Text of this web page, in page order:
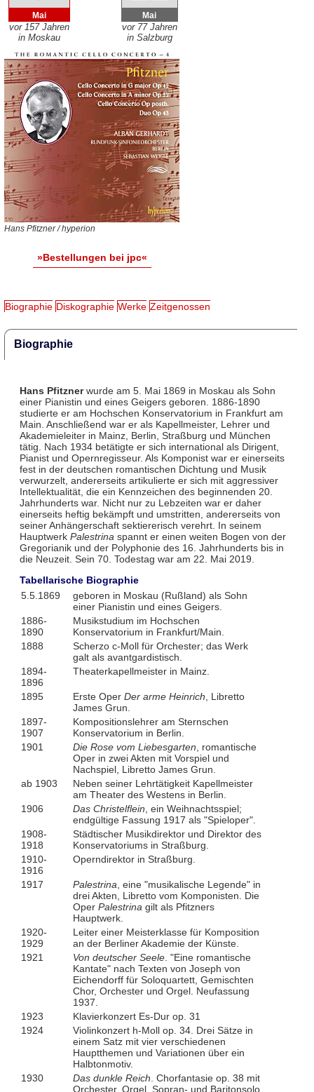
Mai
vor 157 Jahren
in Moskau
Mai
vor 77 Jahren
in Salzburg
Hans Pfitzner / hyperion
»Bestellungen bei jpc«
Biographie Diskographie Werke Zeitgenossen
Biographie
Hans Pfitznerwurde am 5. Mai 1869 in Moskau als Sohn
einer Pianistin und eines Geigers geboren. 1886-1890
studierte er am Hochschen Konservatorium in Frankfurt am
Main. Anschließend war er als Kapellmeister, Lehrer und
Akademieleiter in Mainz, Berlin, Straßburg und München
tätig. Nach 1934 betätigte er sich international als Dirigent,
Pianist und Opernregisseur. Als Komponist war er einerseits
fest in der deutschen romantischen Dichtung und Musik
verwurzelt, andererseits artikulierte er sich mit aggressiver
Intellektualität, die ein Kennzeichen des beginnenden 20.
Jahrhunderts war. Nicht nur zu Lebzeiten war er daher
einerseits heftig bekämpft und umstritten, andererseits von
seiner Anhängerschaft sektiererisch verehrt. In seinem
Hauptwerk Palestrina spannt er einen weiten Bogen von der
Gregorianik und der Polyphonie des 16. Jahrhunderts bis in
die Neuzeit. Sein 70. Todestag war am 22. Mai 2019.
Tabellarische Biographie
5.5.1869
geboren in Moskau (Rußland) als Sohn
einer Pianistin und eines Geigers.
1886-
1890
Musikstudium im Hochschen
Konservatorium in Frankfurt/Main.
1888
Scherzo c-Moll für Orchester; das Werk
galt als avantgardistisch.
1894-
1896
Theaterkapellmeister in Mainz.
1895 Erste Oper Der arme Heinrich, Libretto
James Grun.
1897-
1907
Kompositionslehrer am Sternschen
Konservatorium in Berlin.
1901
Die Rose vom Liebesgarten, romantische
Oper in zwei Akten mit Vorspiel und
Nachspiel, Libretto James Grun.
ab 1903
Neben seiner Lehrtätigkeit Kapellmeister
am Theater des Westens in Berlin.
1906
Das Christelflein, ein Weihnachtsspiel;
endgültige Fassung 1917 als "Spieloper".
1908-
1918
Städtischer Musikdirektor und Direktor des
Konservatoriums in Straßburg.
1910-
1916
Operndirektor in Straßburg.
1917 Palestrina, eine "musikalische Legende" in
drei Akten, Libretto vom Komponisten. Die
Oper Palestrinagilt als Pfitzners
Hauptwerk.
1920-
1929
Leiter einer Meisterklasse für Komposition
an der Berliner Akademie der Künste.
1921
Von deutscher Seele. "Eine romantische
Kantate" nach Texten von Joseph von
Eichendorff für Soloquartett, Gemischten
Chor, Orchester und Orgel. Neufassung
1937.
1923
Klavierkonzert Es-Dur op. 31
1924
Violinkonzert h-Moll op. 34. Drei Sätze in
einem Satz mit vier verschiedenen
Hauptthemen und Variationen über ein
Halbtonmotiv.
1930
Das dunkle Reich. Chorfantasie op. 38 mit
Orchester, Orgel, Sopran- und Baritonsolo